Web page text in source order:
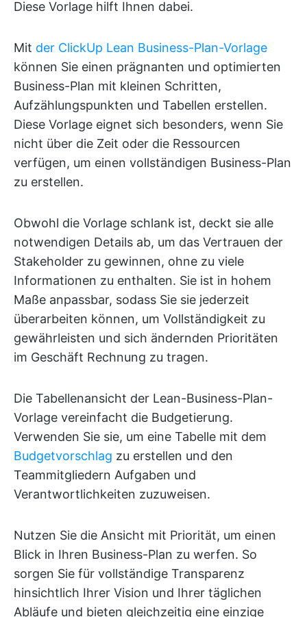
Diese Vorlage hilft Ihnen dabei.
Mit der ClickUp Lean Business-Plan-Vorlage
können Sie einen prägnanten und optimierten
Business-Plan mit kleinen Schritten,
Aufzählungspunkten und Tabellen erstellen.
Diese Vorlage eignet sich besonders, wenn Sie
nicht über die Zeit oder die Ressourcen
verfügen, um einen vollständigen Business-Plan
zu erstellen.
Obwohl die Vorlage schlank ist, deckt sie alle
notwendigen Details ab, um das Vertrauen der
Stakeholder zu gewinnen, ohne zu viele
Informationen zu enthalten. Sie ist in hohem
Maße anpassbar, sodass Sie sie jederzeit
überarbeiten können, um Vollständigkeit zu
gewährleisten und sich ändernden Prioritäten
im Geschäft Rechnung zu tragen.
Die Tabellenansicht der Lean-Business-Plan-
Vorlage vereinfacht die Budgetierung.
Verwenden Sie sie, um eine Tabelle mit dem
Budgetvorschlag zu erstellen und den
Teammitgliedern Aufgaben und
Verantwortlichkeiten zuzuweisen.
Nutzen Sie die Ansicht mit Priorität, um einen
Blick in Ihren Business-Plan zu werfen. So
sorgen Sie für vollständige Transparenz
hinsichtlich Ihrer Vision und Ihrer täglichen
Abläufe und bieten gleichzeitig eine einzige